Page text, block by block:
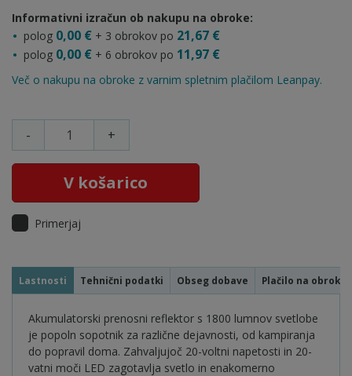
Informativni izračun ob nakupu na obroke:
polog 0,00 € + 3 obrokov po 21,67 €
polog 0,00 € + 6 obrokov po 11,97 €
Več o nakupu na obroke z varnim spletnim plačilom Leanpay.
- +
V košarico
Primerjaj
Lastnosti Tehnični podatki Obseg dobave Plačilo na obroke
Akumulatorski prenosni reflektor s 1800 lumnov svetlobe
je popoln sopotnik za različne dejavnosti, od kampiranja
do popravil doma. Zahvaljujoč 20-voltni napetosti in 20-
vatni moči LED zagotavlja svetlo in enakomerno